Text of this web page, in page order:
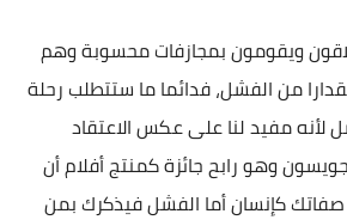
ويقومون بمجازفات محسوبة وهم
من الفشل، فدائما ما ستتطلب رحلة
لأنه مفيد لنا على عكس الاعتقاد
وهو رابح جائزة كمنتج أفلام أن
كإنسان أما الفشل فيذكرك بمن